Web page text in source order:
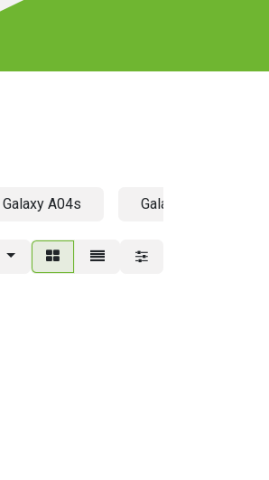
Galaxy A04s Galaxy A73 5G